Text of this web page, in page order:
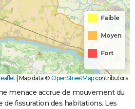
Faible
Moyen
Fort
Map data © OpenStreetMapcontributors
menace accrue de mouvement du
fissuration des habitations. Les